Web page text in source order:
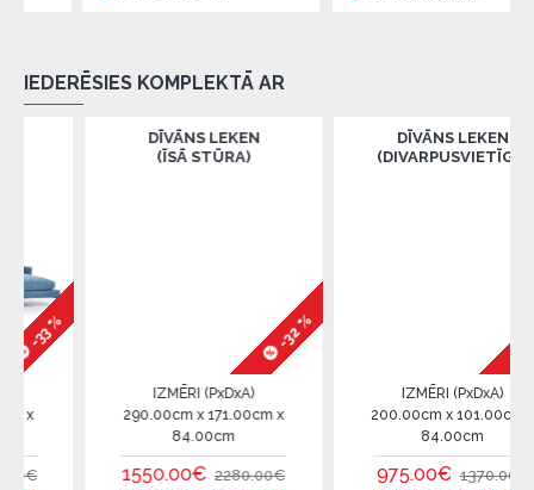
IEDERĒSIES KOMPLEKTĀ AR
DĪVĀNS LEKEN
(ĪSĀ STŪRA)
IZMĒRI (PxDxA)
290.00cm x 171.00cm x
84.00cm
1550.00€ 2280.00€
DĪVĀNS LEKEN
(DIVARPUSVIETĪGS)
IZMĒRI (PxDxA)
200.00cm x 101.00cm x
84.00cm
975.00€ 1370.00€